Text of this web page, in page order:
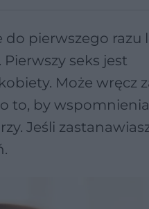
do pierwszego razu
seks jest
Może wręcz
to, by
Jeśli